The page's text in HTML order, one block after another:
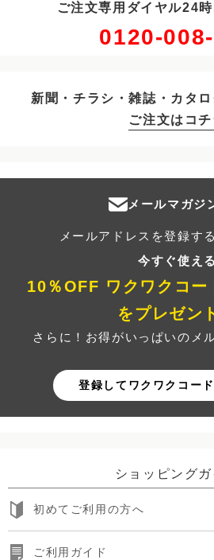
ご注文専用ダイヤル24
0120-
新聞・チラシ・雑誌・カタ
ご注文はコチ
メールマガジ
メールアドレスを登録す
今すぐ使える
10％OFF ワクワクコー
をプレゼン
さらに！お得がいっぱいのメ
登録してワクワクコー
ショッピングガ
初めてご利用の方へ
ご利用ガイド